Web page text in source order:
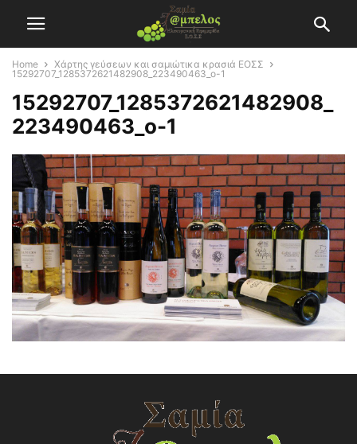
Home
Χάρτης γεύσεων και σαμιώτικα κρασιά ΕΟΣΣ
15292707_1285372621482908_223490463_o-1
15292707_1285372621482908_
223490463_o-1